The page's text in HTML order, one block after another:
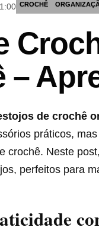
CROCHÊ
–
de crochê
práticos,
crochê. Neste
perfeitos para